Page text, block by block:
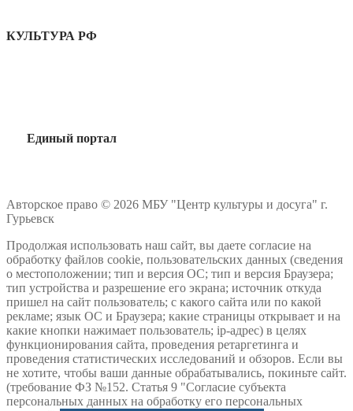
КУЛЬТУРА РФ
Единый портал
Авторское право © 2026 МБУ "Центр культуры и досуга" г.
Гурьевск
Продолжая использовать наш сайт, вы даете согласие на
обработку файлов cookie, пользовательских данных (сведения
о местоположении; тип и версия ОС; тип и версия Браузера;
тип устройства и разрешение его экрана; источник откуда
пришел на сайт пользователь; с какого сайта или по какой
рекламе; язык ОС и Браузера; какие страницы открывает и на
какие кнопки нажимает пользователь; ip-адрес) в целях
функционирования сайта, проведения ретаргетинга и
проведения статистических исследований и обзоров. Если вы
не хотите, чтобы ваши данные обрабатывались, покиньте сайт.
(требование ФЗ №152. Статья 9 "Согласие субъекта
персональных данных на обработку его персональных